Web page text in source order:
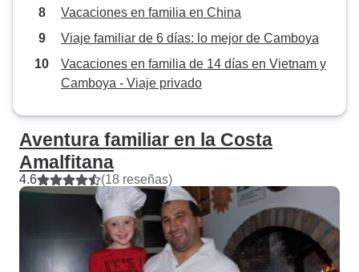
Vacaciones en familia en China
Viaje familiar de 6 días: lo mejor de Camboya
Vacaciones en familia de 14 días en Vietnam y
Camboya - Viaje privado
Aventura familiar en la Costa
Amalfitana
4.6 (18 reseñas)